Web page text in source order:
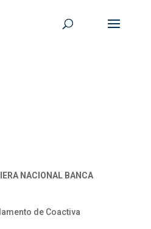
NACIONAL BANCA
de Coactiva